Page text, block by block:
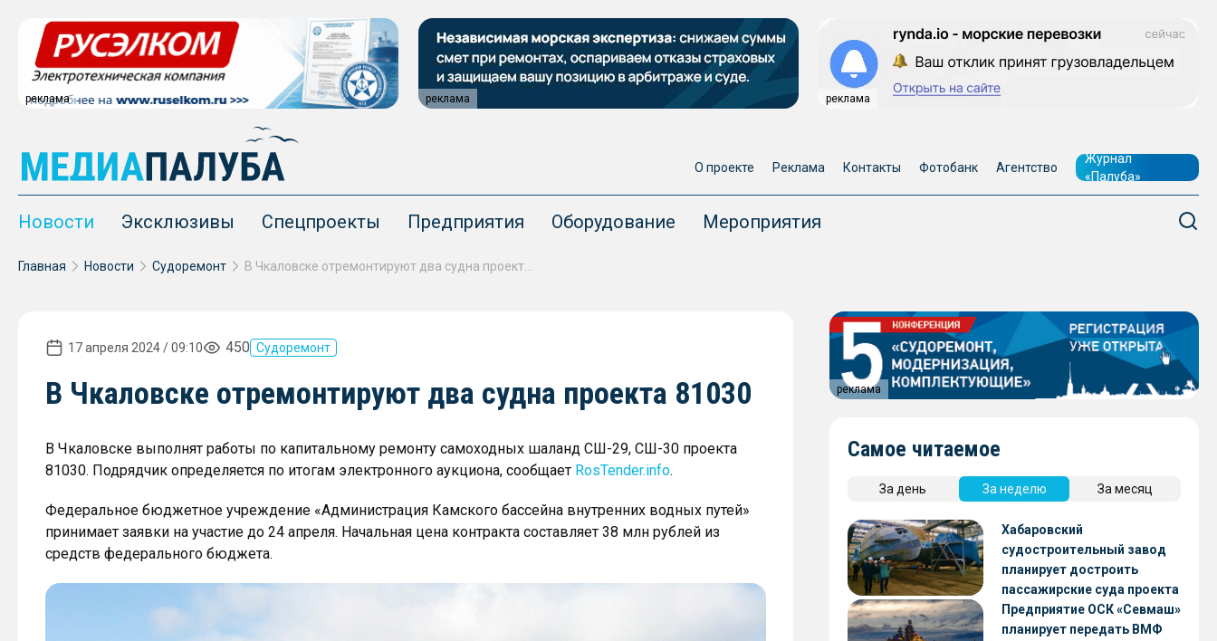
реклама реклама реклама
О проекте Реклама Контакты Фотобанк Агентство
Журнал
«Палуба»
Новости Эксклюзивы Спецпроекты Предприятия Оборудование Мероприятия
Главная Новости Судоремонт
17 апреля 2024 / 09:10 450 Судоремонт
В Чкаловске отремонтируют два судна проекта 81030
В Чкаловске выполнят работы по капитальному ремонту самоходных шаланд СШ-29, СШ-30 проекта
81030. Подрядчик определяется по итогам электронного аукциона, сообщает RosTender.info.
Федеральное бюджетное учреждение «Администрация Камского бассейна внутренних водных путей»
принимает заявки на участие до 24 апреля. Начальная цена контракта составляет 38 млн рублей из
средств федерального бюджета.
реклама
Самое читаемое
За день За неделю За месяц
Хабаровский
судостроительный завод
планирует достроить
пассажирские суда проекта
А45-2
Предприятие ОСК «Севмаш»
планирует передать ВМФ